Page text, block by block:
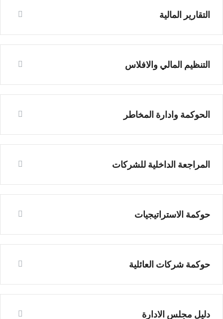
التقارير المالية
التنظيم المالي والافلاس
الحوكمة وادارة المخاطر
المراجعة الداخلية للشركات
حوكمة الاستراتيجيات
حوكمة شركات العائلية
دليل مجلس الادارة